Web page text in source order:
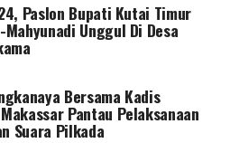
Paslon Bupati Kutai Timur
Unggul Di Desa
Bersama Kadis
Pantau Pelaksanaan
Suara Pilkada